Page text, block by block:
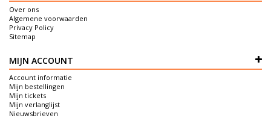
Over ons
Algemene voorwaarden
Privacy Policy
Sitemap
MIJN ACCOUNT
Account informatie
Mijn bestellingen
Mijn tickets
Mijn verlanglijst
Nieuwsbrieven